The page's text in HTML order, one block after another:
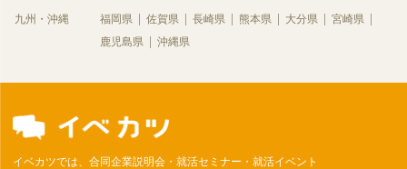
九州・沖縄 福岡県 佐賀県 長崎県 熊本県 大分県
宮崎県
鹿児島県
沖縄県
イベカツでは、合同企業説明会・就活セミナー・就活イベント